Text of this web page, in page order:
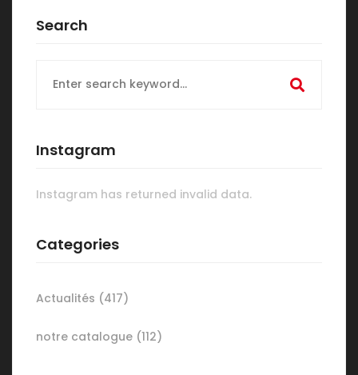
Search
for:
Instagram
Instagram has returned invalid data.
Categories
Actualités (417)
notre catalogue (112)